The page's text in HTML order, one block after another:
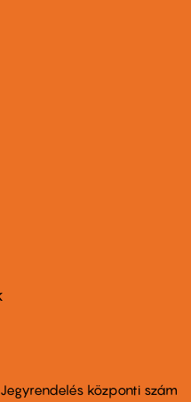
Jegyrendelés központi szám